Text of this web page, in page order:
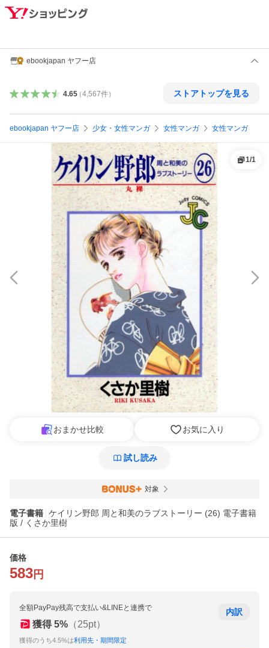
ebookjapan ヤフー店
4.65（4,567件） ストアトップを見る
ebookjapan ヤフー店 少女・女性マンガ 女性マンガ 女性マンガ
1/1
おまかせ比較 お気に入り
試し読み
対象
電子書籍 ケイリン野郎 周と和美のラブストーリー (26) 電子書籍
版 / くさか里樹
価格
583 円
全額PayPay残高で支払い&LINEと連携で
獲得 5% （25pt）
獲得のうち4.5%は利用先・期間限定
内訳